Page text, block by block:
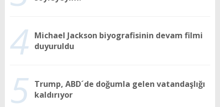
4 Michael Jackson biyografisinin devam filmi
duyuruldu
5 Trump, ABD´de doğumla gelen vatandaşlığı
kaldırıyor